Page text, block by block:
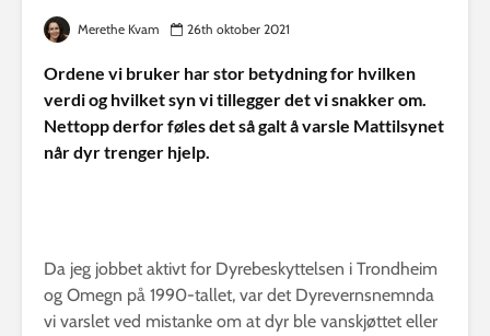
Merethe Kvam 26th oktober 2021
Ordene vi bruker har stor betydning for hvilken
verdi og hvilket syn vi tillegger det vi snakker om.
Nettopp derfor føles det så galt å varsle Mattilsynet
når dyr trenger hjelp.
Da jeg jobbet aktivt for Dyrebeskyttelsen i Trondheim
og Omegn på 1990-tallet, var det Dyrevernsnemnda
vi varslet ved mistanke om at dyr ble vanskjøttet eller